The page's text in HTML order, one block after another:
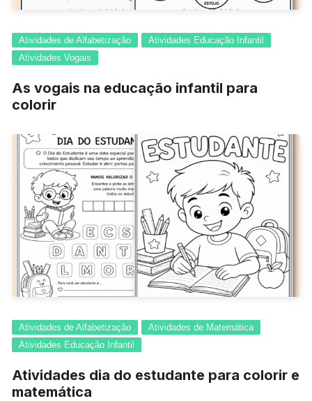
Atividades de Alfabetização
Atividades Educação Infantil
Atividades Vogais
As vogais na educação infantil para
colorir
Atividades de Alfabetização
Atividades de Matemática
Atividades Educação Infantil
Atividades dia do estudante para colorir e
matemática